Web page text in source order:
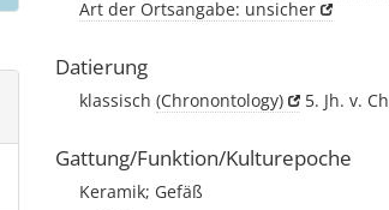
Art der Ortsangabe: unsicher
Datierung
klassisch (Chronontology) 5. Jh. v.
Gattung/Funktion/Kulturepoche
Keramik; Gefäß